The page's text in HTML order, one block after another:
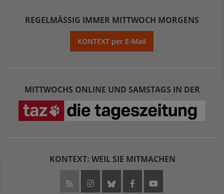
REGELMÄSSIG IMMER MITTWOCH MORGENS
KONTEXT per E-Mail
MITTWOCHS ONLINE UND SAMSTAGS IN DER
KONTEXT: WEIL SIE MITMACHEN